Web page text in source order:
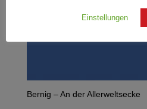
Bernig – An der Allerweltsecke
Einstellungen